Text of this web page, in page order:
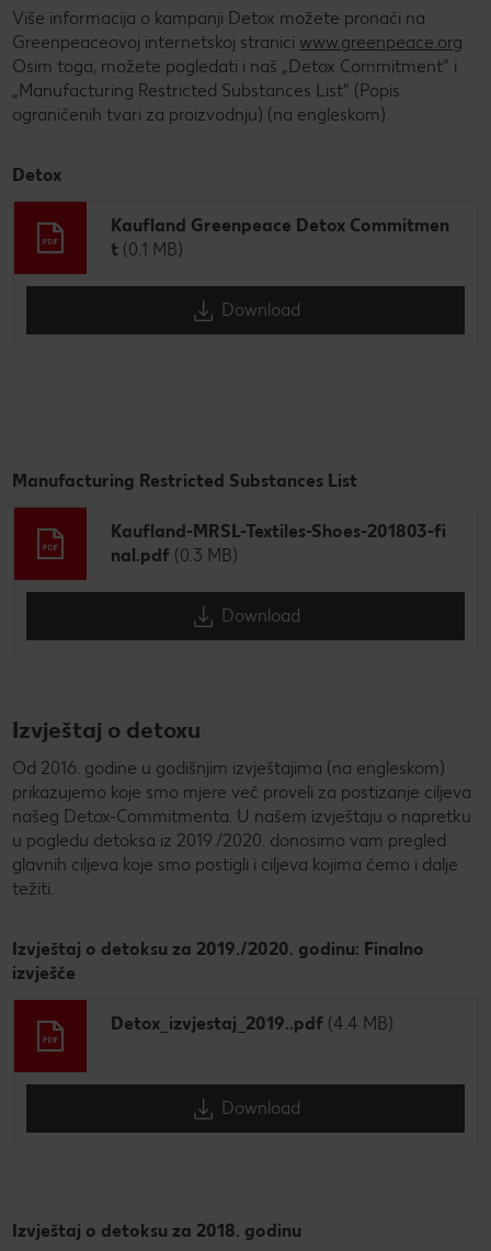
Više informacija o kampanji Detox možete pronaći na
Greenpeaceovoj internetskoj stranici www.greenpeace.org
Osim toga, možete pogledati i naš „Detox Commitment“ i
„Manufacturing Restricted Substances List“ (Popis
ograničenih tvari za proizvodnju) (na engleskom).
Detox
Kaufland Greenpeace Detox Commitmen
t (0.1 MB)
Download
Manufacturing Restricted Substances List
Kaufland-MRSL-Textiles-Shoes-201803-fi
nal.pdf (0.3 MB)
Download
Izvještaj o detoxu
Od 2016. godine u godišnjim izvještajima (na engleskom)
prikazujemo koje smo mjere već proveli za postizanje ciljeva
našeg Detox-Commitmenta. U našem izvještaju o napretku
u pogledu detoksa iz 2019./2020. donosimo vam pregled
glavnih ciljeva koje smo postigli i ciljeva kojima ćemo i dalje
težiti.
Izvještaj o detoksu za 2019./2020. godinu: Finalno
izvješće
Detox_izvjestaj_2019..pdf (4.4 MB)
Download
Izvještaj o detoksu za 2018. godinu